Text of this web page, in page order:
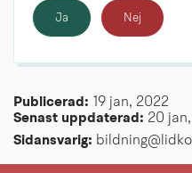
Ja Nej
Publicerad:
19 jan, 2022
Senast uppdaterad: 20
Sidansvarig: